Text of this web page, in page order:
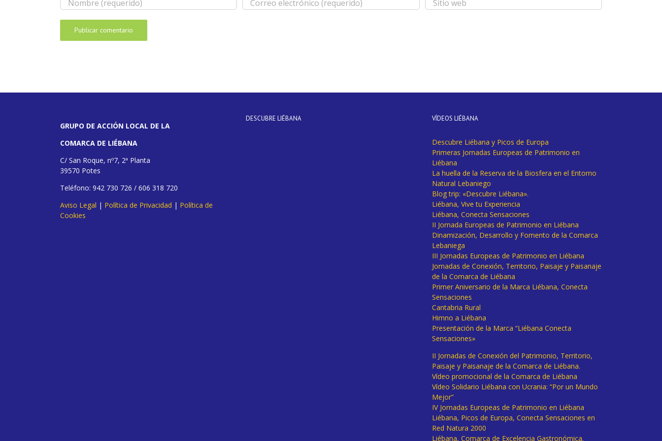
GRUPO DE ACCIÓN LOCAL DE LA
COMARCA DE LIÉBANA
C/ San Roque, nº7, 2ª Planta
39570 Potes
Teléfono: 942 730 726 / 606 318 720
Aviso Legal | Política de Privacidad | Política de
Cookies
DESCUBRE LIÉBANA VÍDEOS LIÉBANA
Descubre Liébana y Picos de Europa
Primeras Jornadas Europeas de Patrimonio en
Liébana
La huella de la Reserva de la Biosfera en el Entorno
Natural Lebaniego
Blog trip: «Descubre Liébana».
Liébana, Vive tu Experiencia
Liébana, Conecta Sensaciones
II Jornada Europeas de Patrimonio en Liébana
Dinamización, Desarrollo y Fomento de la Comarca
Lebaniega
III Jornadas Europeas de Patrimonio en Liébana
Jornadas de Conexión, Territorio, Paisaje y Paisanaje
de la Comarca de Liébana
Primer Aniversario de la Marca Liébana, Conecta
Sensaciones
Cantabria Rural
Himno a Liébana
Presentación de la Marca “Liébana Conecta
Sensaciones»
II Jornadas de Conexión del Patrimonio, Territorio,
Paisaje y Paisanaje de la Comarca de Liébana.
Vídeo promocional de la Comarca de Liébana
Vídeo Solidario Liébana con Ucrania: “Por un Mundo
Mejor”
IV Jornadas Europeas de Patrimonio en Liébana
Liébana, Picos de Europa, Conecta Sensaciones en
Red Natura 2000
Liébana, Comarca de Excelencia Gastronómica.